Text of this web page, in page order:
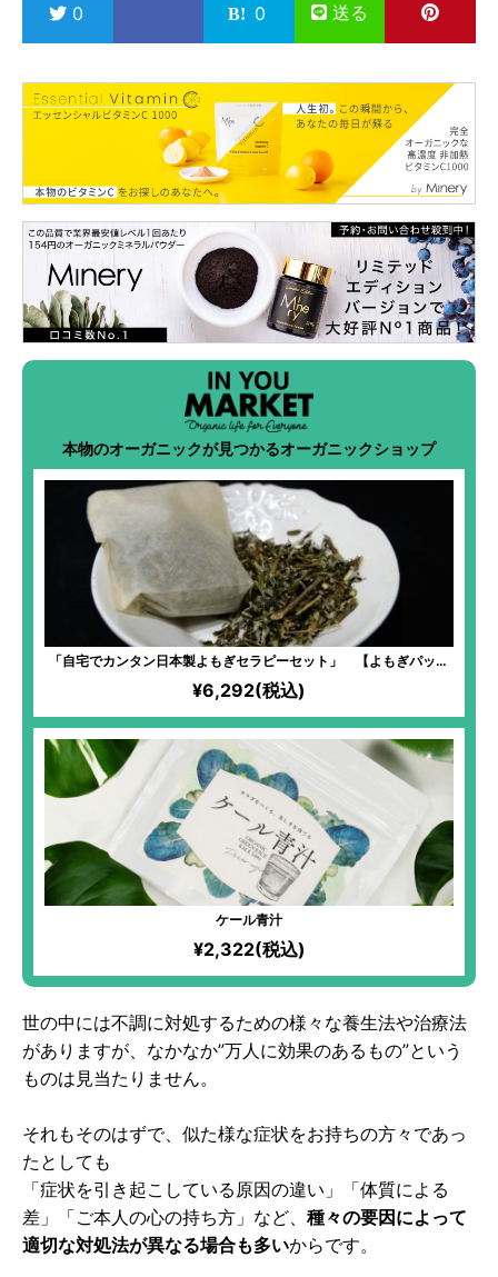
0 0 送る
本物のオーガニックが見つかるオーガニックショップ
「自宅でカンタン日本製よもぎセラピーセット」 【よもぎパック
（20個入）】
¥6,292(税込)
ケール青汁
¥2,322(税込)
世の中には不調に対処するための様々な養生法や治療法
がありますが、なかなか”万人に効果のあるもの”という
ものは見当たりません。
それもそのはずで、似た様な症状をお持ちの方々であっ
たとしても
「症状を引き起こしている原因の違い」「体質による
差」「ご本人の心の持ち方」など、 種々の要因によって
適切な対処法が異なる場合も多いからです。